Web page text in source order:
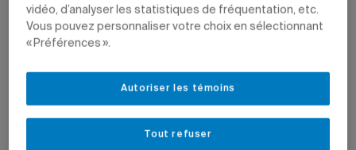
NON CLASSÉ
vidéo, d’analyser les statistiques de fréquentation, etc.
Vous pouvez personnaliser votre choix en sélectionnant
« Préférences ».
Tout refuser
Autoriser les témoins